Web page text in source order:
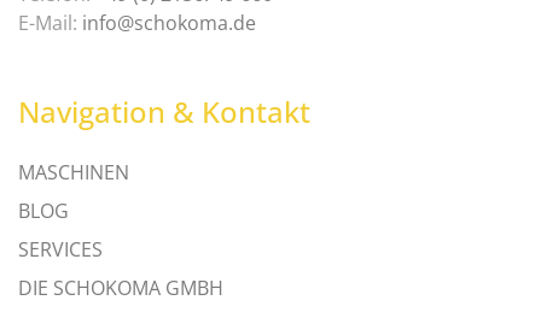
E-Mail: info@schokoma.de
Navigation & Kontakt
MASCHINEN
BLOG
SERVICES
DIE SCHOKOMA GMBH